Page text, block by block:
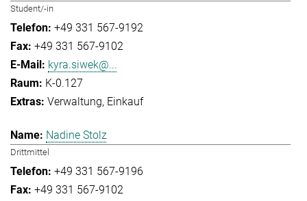
Student/-in
+49 331 567-9192
+49 331 567-9102
kyra.siwek@...
K-0.127
Verwaltung Einkauf
Nadine Stolz
Drittmittel
+49 331 567-9196
+49 331 567-9102